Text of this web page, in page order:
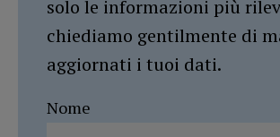
solo le informazioni più
chiediamo gentilmente di
aggiornati i tuoi dati.
Nome